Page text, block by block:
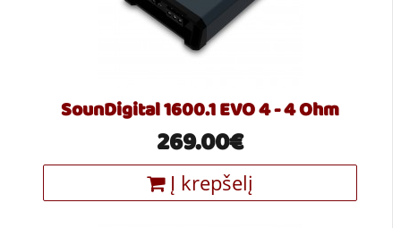
SounDigital 1600.1 EVO 4 - 4 Ohm
269.00€
Į krepšelį